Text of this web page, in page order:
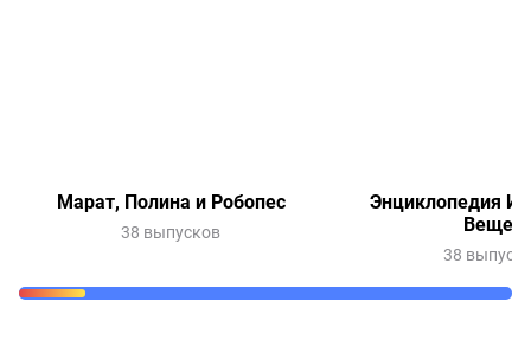
Марат, Полина и Робопес
38 выпусков
Энциклопедия
Вещей
38